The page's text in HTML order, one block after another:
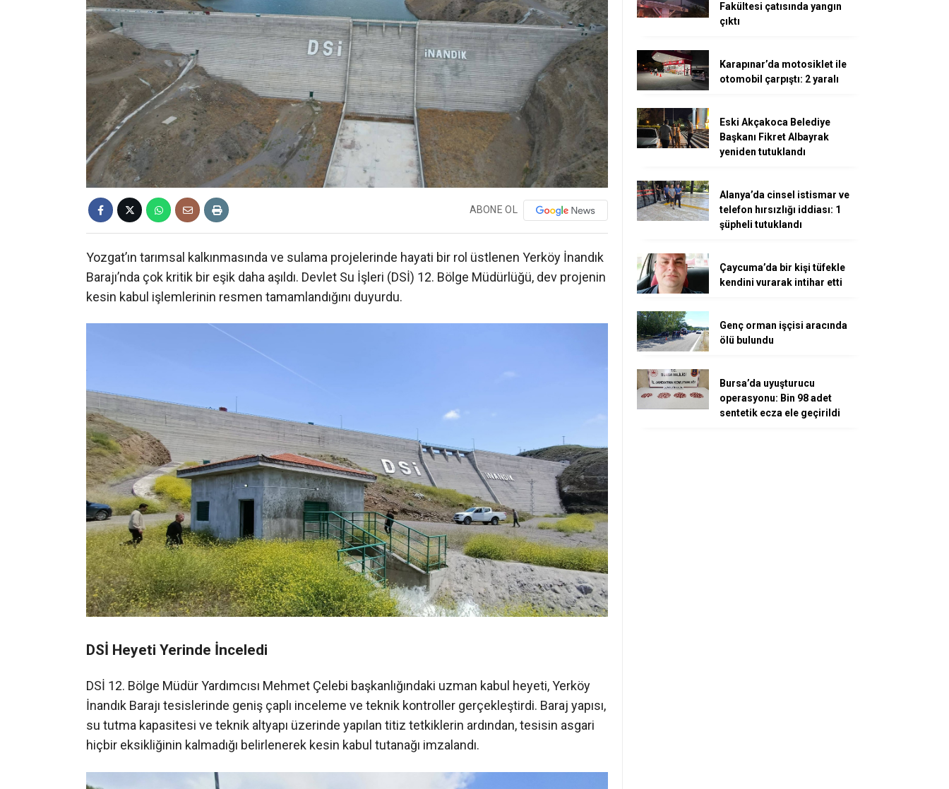
ABONE OL
Yozgat’ın tarımsal kalkınmasında ve sulama projelerinde hayati bir rol üstlenen Yerköy İnandık
Barajı’nda çok kritik bir eşik daha aşıldı. Devlet Su İşleri (DSİ) 12. Bölge Müdürlüğü, dev projenin
kesin kabul işlemlerinin resmen tamamlandığını duyurdu.
DSİ Heyeti Yerinde İnceledi
DSİ 12. Bölge Müdür Yardımcısı Mehmet Çelebi başkanlığındaki uzman kabul heyeti, Yerköy
İnandık Barajı tesislerinde geniş çaplı inceleme ve teknik kontroller gerçekleştirdi. Baraj yapısı,
su tutma kapasitesi ve teknik altyapı üzerinde yapılan titiz tetkiklerin ardından, tesisin asgari
hiçbir eksikliğinin kalmadığı belirlenerek kesin kabul tutanağı imzalandı.
Fakültesi çatısında yangın
çıktı
Karapınar’da motosiklet ile
otomobil çarpıştı: 2 yaralı
Eski Akçakoca Belediye
Başkanı Fikret Albayrak
yeniden tutuklandı
Alanya’da cinsel istismar ve
telefon hırsızlığı iddiası: 1
şüpheli tutuklandı
Çaycuma’da bir kişi tüfekle
kendini vurarak intihar etti
Genç orman işçisi aracında
ölü bulundu
Bursa’da uyuşturucu
operasyonu: Bin 98 adet
sentetik ecza ele geçirildi